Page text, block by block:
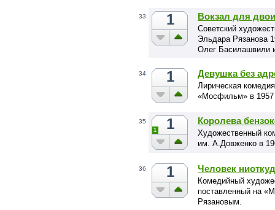
33 1 Вокзал для
Советский
Эльдара Рязанова
Олег Басилашвили
34 1 Девушка без
Лирическая
«Мосфильм» в
35 1
1
Королева
Художественный
им. А.Довженко в
36 1 Человек
Комедийный
поставленный на
Рязановым.